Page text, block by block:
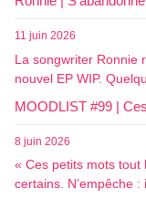
11 juin 2026
La songwriter
nouvel EP WIP.
MOODLIST #99 |
8 juin 2026
« Ces petits mots tout
certains. N’empêche